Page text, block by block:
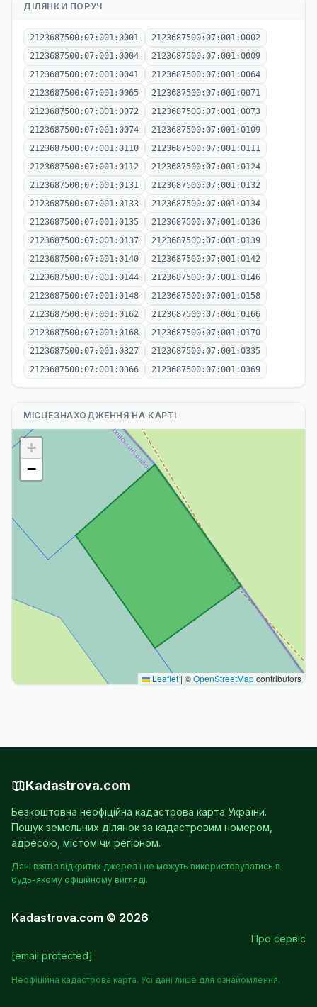
ДІЛЯНКИ ПОРУЧ
2123687500:07:001:0001
2123687500:07:001:0002
2123687500:07:001:0004
2123687500:07:001:0009
2123687500:07:001:0041
2123687500:07:001:0064
2123687500:07:001:0065
2123687500:07:001:0071
2123687500:07:001:0072
2123687500:07:001:0073
2123687500:07:001:0074
2123687500:07:001:0109
2123687500:07:001:0110
2123687500:07:001:0111
2123687500:07:001:0112
2123687500:07:001:0124
2123687500:07:001:0131
2123687500:07:001:0132
2123687500:07:001:0133
2123687500:07:001:0134
2123687500:07:001:0135
2123687500:07:001:0136
2123687500:07:001:0137
2123687500:07:001:0139
2123687500:07:001:0140
2123687500:07:001:0142
2123687500:07:001:0144
2123687500:07:001:0146
2123687500:07:001:0148
2123687500:07:001:0158
2123687500:07:001:0162
2123687500:07:001:0166
2123687500:07:001:0168
2123687500:07:001:0170
2123687500:07:001:0327
2123687500:07:001:0335
2123687500:07:001:0366
2123687500:07:001:0369
МІСЦЕЗНАХОДЖЕННЯ НА КАРТІ
+
−
Leaflet | ©OpenStreetMapcontributors
Kadastrova.com
Безкоштовна неофіційна кадастрова карта України.
Пошук земельних ділянок за кадастровим номером,
адресою, містом чи регіоном.
Дані взяті з відкритих джерел і не можуть використовуватись в
будь-якому офіційному вигляді.
Kadastrova.com © 2026
Про сервіс
[email protected]
Неофіційна кадастрова карта. Усі дані лише для ознайомлення.